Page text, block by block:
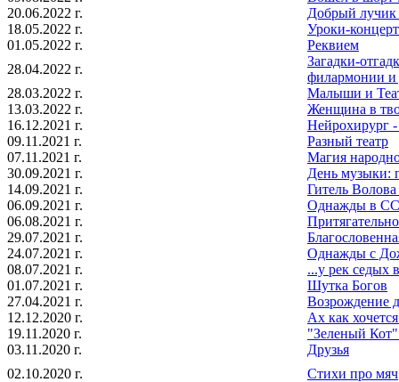
20.06.2022 г.
Добрый лучик
18.05.2022 г.
Уроки-
01.05.2022 г.
Реквием
28.04.2022 г.
Загадки-
филармонии и
28.03.2022 г.
Малыши и
13.03.2022 г.
Женщина в
16.12.2021 г.
Нейрохирург
09.11.2021 г.
Разный театр
07.11.2021 г.
Магия
30.09.2021 г.
День музыки:
14.09.2021 г.
Гитель
06.09.2021 г.
Однажды в
06.08.2021 г.
29.07.2021 г.
24.07.2021 г.
Однажды с
08.07.2021 г.
...у рек седых
01.07.2021 г.
Шутка Богов
27.04.2021 г.
Возрождение
12.12.2020 г.
Ах как
19.11.2020 г.
"Зеленый
03.11.2020 г.
Друзья
02.10.2020 г.
Стихи про мяч